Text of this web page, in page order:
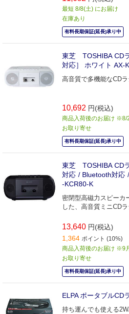
最短 8/8(土) にお届け
在庫あり
有料長期保証(延長)承り中
東芝 TOSHIBA CD
対応］ ホワイト AX-
高音質で多機能なCD
10,692 円(税込)
商品入荷後のお届け ※8/
お取り寄せ
有料長期保証(延長)承り中
東芝 TOSHIBA CD
対応 / Bluetooth対応
-KCR80-K
密閉型高磁力スピーカ
した、高音質ミニCD
13,640 円(税込)
1,364 ポイント (10%)
商品入荷後のお届け ※9
お取り寄せ
有料長期保証(延長)承り中
ELPA ポータブルCD
持ち運んでも使える